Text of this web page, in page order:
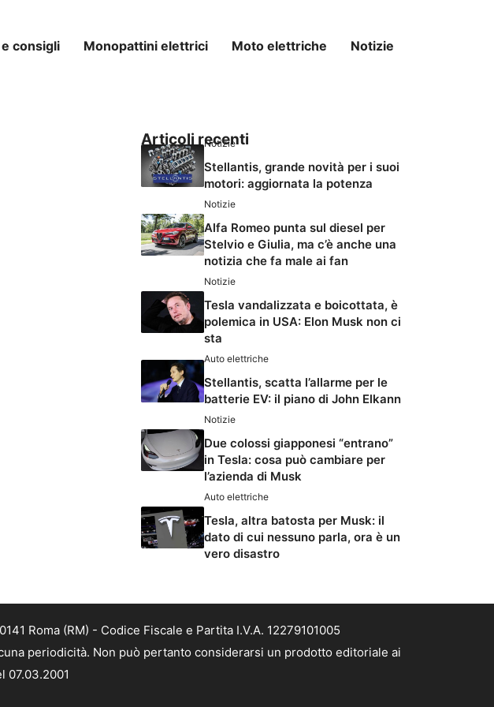
consigli Monopattini elettrici Moto elettriche Notizie
Articoli recenti
Notizie
Stellantis, grande novità per i suoi
motori: aggiornata la potenza
Notizie
Alfa Romeo punta sul diesel per
Stelvio e Giulia, ma c’è anche una
notizia che fa male ai fan
Notizie
Tesla vandalizzata e boicottata, è
polemica in USA: Elon Musk non ci
sta
Auto elettriche
Stellantis, scatta l’allarme per le
batterie EV: il piano di John Elkann
Notizie
Due colossi giapponesi “entrano”
in Tesla: cosa può cambiare per
l’azienda di Musk
Auto elettriche
Tesla, altra batosta per Musk: il
dato di cui nessuno parla, ora è un
vero disastro
Roma (RM) - Codice Fiscale e Partita I.V.A. 12279101005
periodicità. Non può pertanto considerarsi un prodotto editoriale ai
07.03.2001